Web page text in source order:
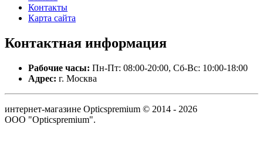
Контакты
Карта сайта
Контактная информация
Рабочие часы: Пн-Пт: 08:00-20:00, Сб-Вс: 10:00-18:00
Адрес: г. Москва
интернет-магазине Opticspremium © 2014 - 2026
ООО "Opticspremium".